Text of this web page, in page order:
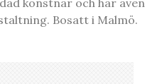
Bosatt i Malmö.